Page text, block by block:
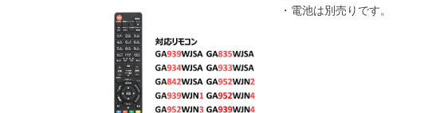
・電池は別売りです。